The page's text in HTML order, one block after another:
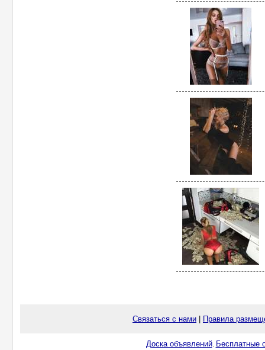
Связаться с нами Правила
Доска объявлений. Бесплатные